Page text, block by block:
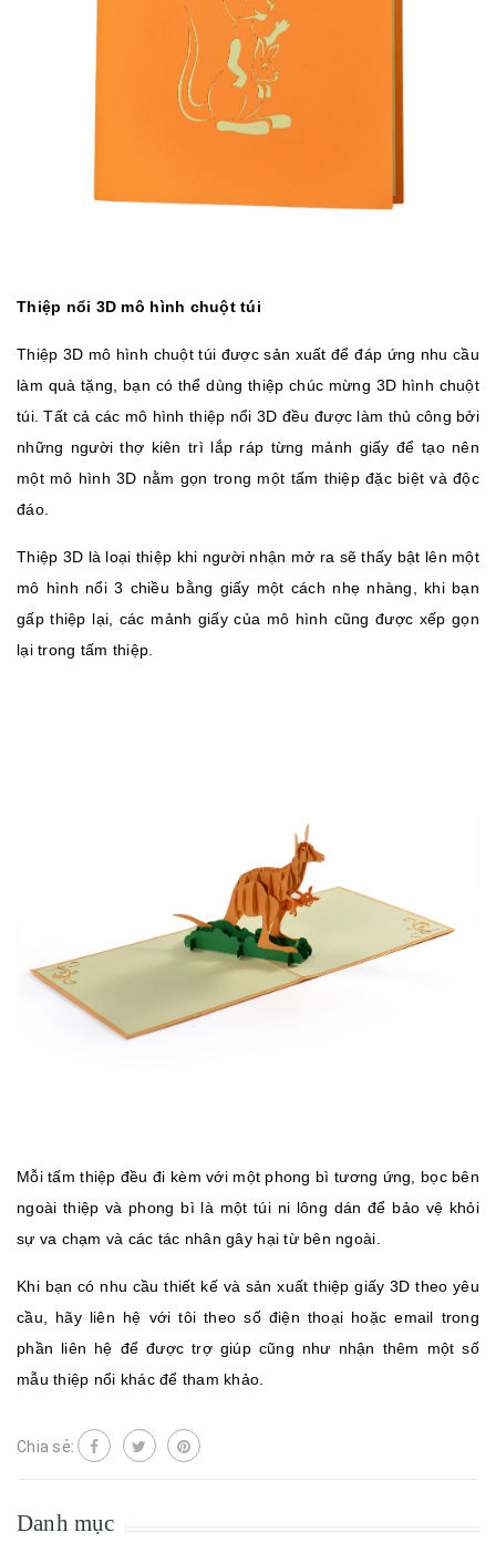
Thiệp nổi 3D mô hình chuột túi
Thiệp 3D mô hình chuột túi được sản xuất để đáp ứng nhu cầu
làm quà tặng, bạn có thể dùng thiệp chúc mừng 3D hình chuột
túi. Tất cả các mô hình thiệp nổi 3D đều được làm thủ công bởi
những người thợ kiên trì lắp ráp từng mảnh giấy để tạo nên
một mô hình 3D nằm gọn trong một tấm thiệp đặc biệt và độc
đáo.
Thiệp 3D là loại thiệp khi người nhận mở ra sẽ thấy bật lên một
mô hình nổi 3 chiều bằng giấy một cách nhẹ nhàng, khi bạn
gấp thiệp lại, các mảnh giấy của mô hình cũng được xếp gọn
lại trong tấm thiệp.
Mỗi tấm thiệp đều đi kèm với một phong bì tương ứng, bọc bên
ngoài thiệp và phong bì là một túi ni lông dán để bảo vệ khỏi
sự va chạm và các tác nhân gây hại từ bên ngoài.
Khi bạn có nhu cầu thiết kế và sản xuất thiệp giấy 3D theo yêu
cầu, hãy liên hệ với tôi theo số điện thoại hoặc email trong
phần liên hệ để được trợ giúp cũng như nhận thêm một số
mẫu thiệp nổi khác để tham khảo.
Chia sẻ:
Danh mục